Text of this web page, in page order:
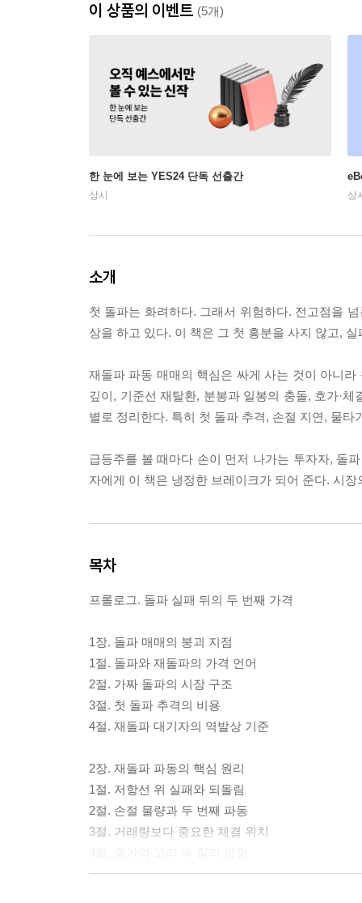
이 상품의 이벤트 (5개)
한 눈에 보는 YES24 단독 선출간
상시 상
소개
첫 돌파는 화려하다. 그래서 위험하다. 전고점을
상을 하고 있다. 이 책은 그 첫 흥분을 사지 않고,
재돌파 파동 매매의 핵심은 싸게 사는 것이 아니
깊이, 기준선 재탈환, 분봉과 일봉의 충돌, 호가·
별로 정리한다. 특히 첫 돌파 추격, 손절 지연, 물
급등주를 볼 때마다 손이 먼저 나가는 투자자, 돌
자에게 이 책은 냉정한 브레이크가 되어 준다. 시
목차
프롤로그. 돌파 실패 뒤의 두 번째 가격
1장. 돌파 매매의 붕괴 지점
1절. 돌파와 재돌파의 가격 언어
2절. 가짜 돌파의 시장 구조
3절. 첫 돌파 추격의 비용
4절. 재돌파 대기자의 역발상 기준
2장. 재돌파 파동의 핵심 원리
1절. 저항선 위 실패와 되돌림
2절. 손절 물량과 두 번째 파동
3절. 거래량보다 중요한 체결 위치